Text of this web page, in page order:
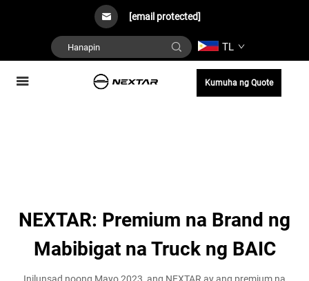
[email protected]
TL
Kumuha ng Quote
NEXTAR: Premium na Brand ng
Mabibigat na Truck ng BAIC